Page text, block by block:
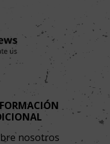
nosotros